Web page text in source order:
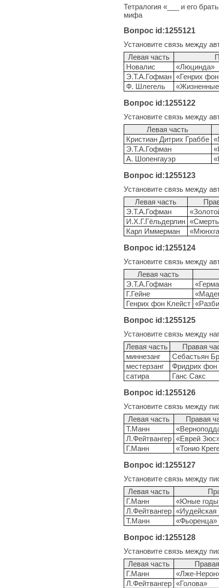
Тетралогия «___ и его
мифа
Вопрос id:1255121
Установите связь между
Левая часть
Новалис
«Люцинда»
Э.Т.А.Гофман «Генрих
Ф. Шлегель
«Жизненные
Вопрос id:1255122
Установите связь между
Левая часть
Кристиан Дитрих Граббе
Э.Т.А.Гофман
А. Шопенгауэр
Вопрос id:1255123
Установите связь между
Левая часть
Э.Т.А.Гофман
И.Х.Г.Гёльдерлин
Карл Иммерман
Вопрос id:1255124
Установите связь между
Левая часть
Э.Т.А.Гофман
Г.Гейне
Генрих фон Клейст
Вопрос id:1255125
Установите связь между
Левая часть
Правая
миннезанг
Себастьян
местерзанг
Фридрих фон
сатира
Ганс Сакс
Вопрос id:1255126
Установите связь между
Левая часть
Правая
Т.Манн
Л.Фейтвангер «Еврей
Г.Манн
«Тонио
Вопрос id:1255127
Установите связь между
Левая часть
Г.Манн
«Юные годы
Л.Фейтвангер «Иудейская
Т.Манн
«Фьоренца»
Вопрос id:1255128
Установите связь между
Левая часть
Г.Манн
«Лже-
Л.Фейтвангер «Голова»